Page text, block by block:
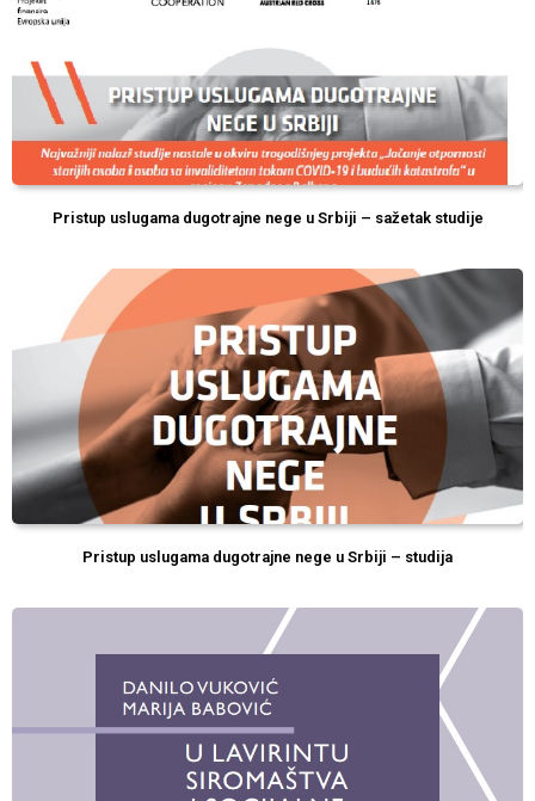
Pristup uslugama dugotrajne nege u Srbiji – sažetak studije
Pristup uslugama dugotrajne nege u Srbiji – studija